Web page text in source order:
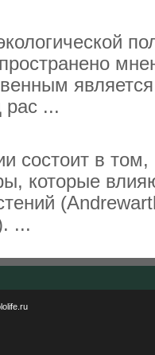
рас ...
состоит в
которые
...